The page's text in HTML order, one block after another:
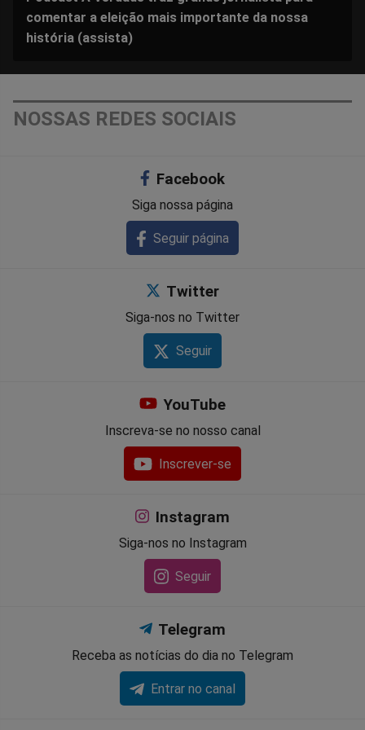
comentar a eleição mais importante da nossa
história (assista)
NOSSAS REDES SOCIAIS
Facebook
Siga nossa página
Seguir página
Twitter
Siga-nos no Twitter
Seguir
YouTube
Inscreva-se no nosso canal
Inscrever-se
Instagram
Siga-nos no Instagram
Seguir
Telegram
Receba as notícias do dia no Telegram
Entrar no canal